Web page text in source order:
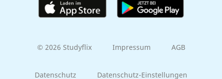
© 2026 Studyflix Impressum AGB
Datenschutz Datenschutz-Einstellungen